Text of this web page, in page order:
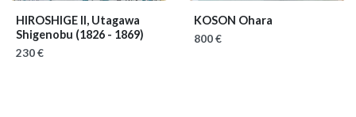
HIROSHIGE II, Utagawa
Shigenobu (1826 - 1869)
230 €
KOSON Ohara
800 €